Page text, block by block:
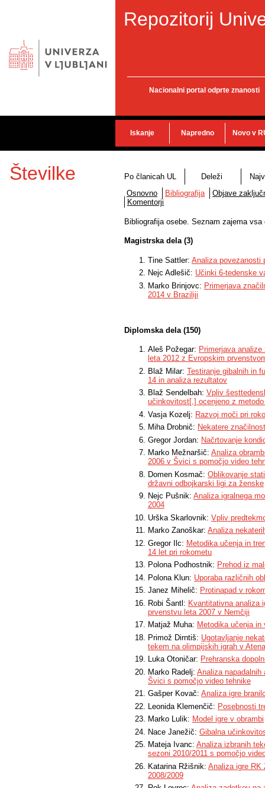
Repozitorij
Nacionalni portal odprte znanosti
Iskanje Napredno Novo v
Številke Po članicah UL Deleži
Osnovno
Bibliografija
Objave
Komentorji
Bibliografija osebe. Seznam zajema
Magistrska dela (3)
Tine Sattler: Analiza povezanosti
Nejc Adlešič: Učinki 6-tedenske
Marko Brinjovc: Primerjava
2014 v Braziliji
Diplomska dela (150)
Aleš Požegar: Primerjava
leta 2012 z Evropskim
Blaž Milar: Testiranje gibalnih in
14 in analiza rezultatov
Blaž Sendelbah: Vpliv
učinkovitost[,] ocenjeno z
Vasja Kozelj: Razvoj moči pri
Miha Drobnič: Nekatere
Gregor Jordan: Načrtovanje
Marko Mežnaršič: Analiza
2006 v Švici s pomočjo video
Domen Kosmač: Oblikovanje
državni odbojkarski ligi za ženske
Nejc Pušnik: Analiza igralnega
2004
Urška Skarlovnik: Vpliv
Marko Zanoškar: Analiza
Gregor Ilc: Metodika učenja in
14 let pri rokometu
Polona Podhostnik: Prehod iz
Polona Klun: Uporaba različnih
Janez Mihelič: Protinapad v
Robi Šantl: Kvantitativna analiza
prvenstvu leta 2007 v Nemčiji
Matjaž Muha: Metodika učenja in
Primož Dirntiš: Ugotavljanje
tekem na olimpijskih igrah v
Luka Otoničar: Prehranska
Marko Radelj: Analiza
Švici s pomočjo video tehnike
Gašper Kovač: Analiza igre
Leonida Klemenčič: Posebnosti
Marko Lulik: Model igre v obrambi
Nace Janežič: Gibalna
Mateja Ivanc: Analiza izbranih
sezoni 2010/2011 s pomočjo
Katarina Ržišnik: Analiza igre RK
2008/2009